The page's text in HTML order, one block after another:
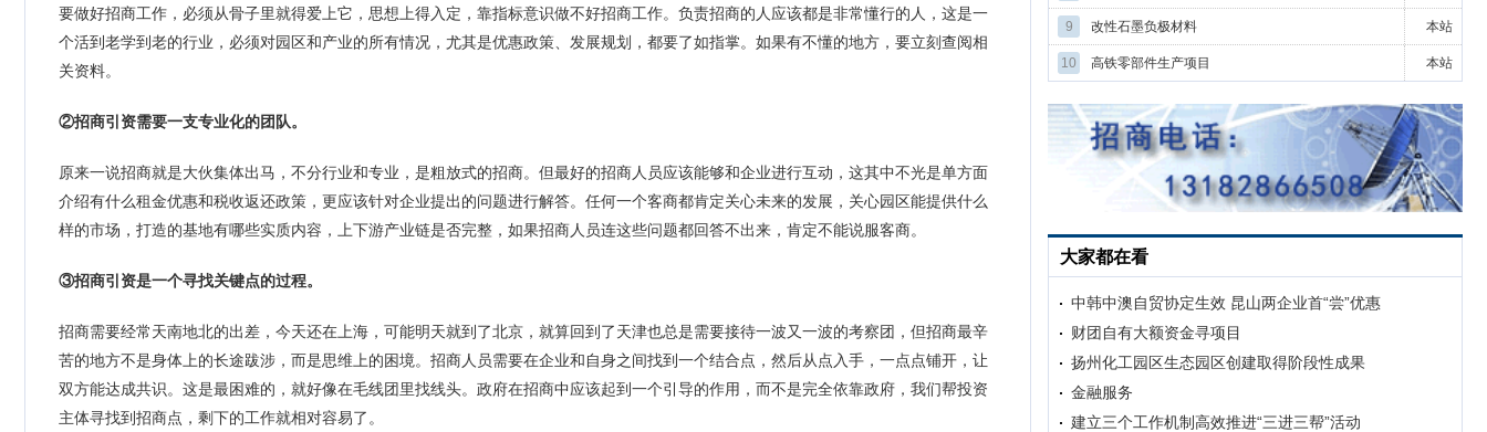
要做好招商工作，必须从骨子里就得爱上它，思想上得入定，靠指标意识做不好招商工作。负责招商的人应该都是非常懂行的人，这是一
个活到老学到老的行业，必须对园区和产业的所有情况，尤其是优惠政策、发展规划，都要了如指掌。如果有不懂的地方，要立刻查阅相
关资料。
②招商引资需要一支专业化的团队。
原来一说招商就是大伙集体出马，不分行业和专业，是粗放式的招商。但最好的招商人员应该能够和企业进行互动，这其中不光是单方面
介绍有什么租金优惠和税收返还政策，更应该针对企业提出的问题进行解答。任何一个客商都肯定关心未来的发展，关心园区能提供什么
样的市场，打造的基地有哪些实质内容，上下游产业链是否完整，如果招商人员连这些问题都回答不出来，肯定不能说服客商。
③招商引资是一个寻找关键点的过程。
招商需要经常天南地北的出差，今天还在上海，可能明天就到了北京，就算回到了天津也总是需要接待一波又一波的考察团，但招商最辛
苦的地方不是身体上的长途跋涉，而是思维上的困境。招商人员需要在企业和自身之间找到一个结合点，然后从点入手，一点点铺开，让
双方能达成共识。这是最困难的，就好像在毛线团里找线头。政府在招商中应该起到一个引导的作用，而不是完全依靠政府，我们帮投资
主体寻找到招商点，剩下的工作就相对容易了。
9 本站
改性石墨负极材料
10 本站
高铁零部件生产项目
大家都在看
中韩中澳自贸协定生效 昆山两企业首“尝”优惠
财团自有大额资金寻项目
扬州化工园区生态园区创建取得阶段性成果
金融服务
建立三个工作机制高效推进“三进三帮”活动